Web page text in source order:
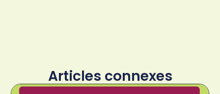
Articles connexes